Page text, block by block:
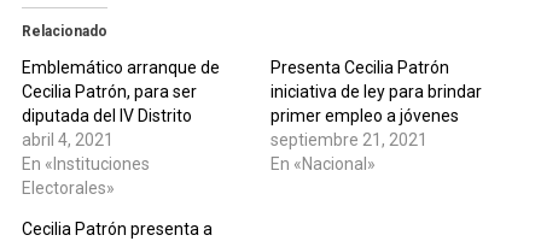
Relacionado
Emblemático arranque de
Cecilia Patrón, para ser
diputada del IV Distrito
abril 4, 2021
En «Instituciones
Electorales»
Presenta Cecilia Patrón
iniciativa de ley para brindar
primer empleo a jóvenes
septiembre 21, 2021
En «Nacional»
Cecilia Patrón presenta a